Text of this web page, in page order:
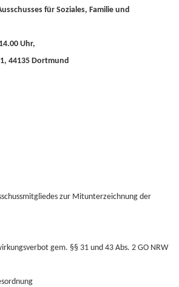
für Soziales, Familie und
Uhr,
44135 Dortmund
zur Mitunterzeichnung der
gem. §§ 31 und 43 Abs. 2 GO NRW